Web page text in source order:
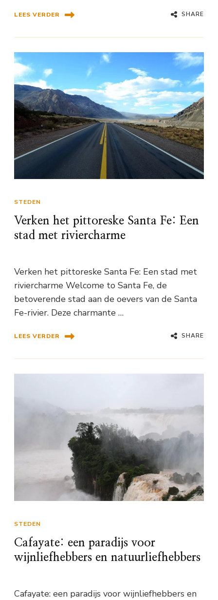
LEES VERDER SHARE
STEDEN
Verken het pittoreske Santa Fe: Een
stad met riviercharme
Verken het pittoreske Santa Fe: Een stad met
riviercharme Welcome to Santa Fe, de
betoverende stad aan de oevers van de Santa
Fe-rivier. Deze charmante …
LEES VERDER SHARE
STEDEN
Cafayate: een paradijs voor
wijnliefhebbers en natuurliefhebbers
Cafayate: een paradijs voor wijnliefhebbers en